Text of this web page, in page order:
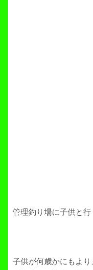
管理釣り場に子供と行
子供が何歳かにもよ